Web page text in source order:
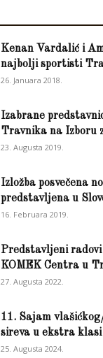
Kenan Vardalić i
najbolji sportisti
26. Januara 2018.
Izabrane
Travnika na Izboru
23. Augusta 2019.
Izložba posvečena
predstavljena u
16. Februara 2019.
Predstavljeni
KOMEK Centra u
27. Augusta 2022.
11. Sajam
sireva u ekstra klasi
25. Augusta 2024.